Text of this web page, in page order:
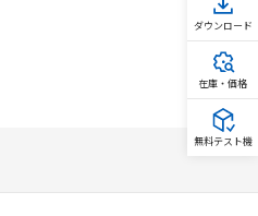
ダウンロード
在庫・価格
無料テスト機